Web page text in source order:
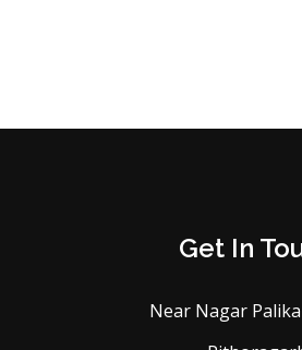
Get In
Near Nagar